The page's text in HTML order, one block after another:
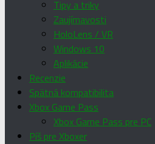
Tipy a triky
Zaujímavosti
HoloLens / VR
Windows 10
Aplikácie
Recenzie
Spätná kompatibilita
Xbox Game Pass
Xbox Game Pass pre PC
Píš pre Xboxer